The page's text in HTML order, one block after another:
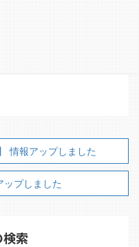
レ2025 サポートスタ
情報アップしました
プしました
索